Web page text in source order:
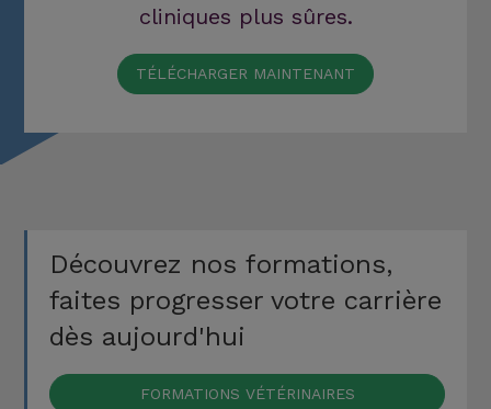
cliniques plus sûres.
TÉLÉCHARGER MAINTENANT
Découvrez nos formations,
faites progresser votre carrière
dès aujourd'hui
FORMATIONS VÉTÉRINAIRES